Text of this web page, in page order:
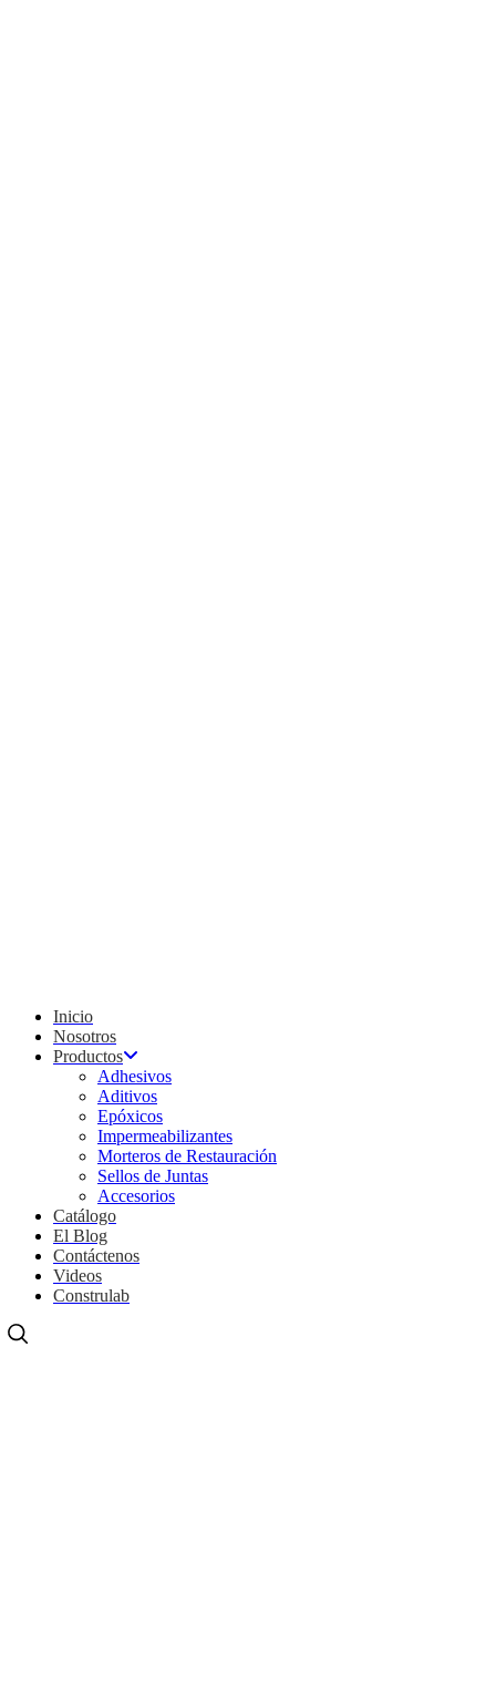
Inicio
Nosotros
Productos
Adhesivos
Aditivos
Epóxicos
Impermeabilizantes
Morteros de Restauración
Sellos de Juntas
Accesorios
Catálogo
El Blog
Contáctenos
Videos
Construlab